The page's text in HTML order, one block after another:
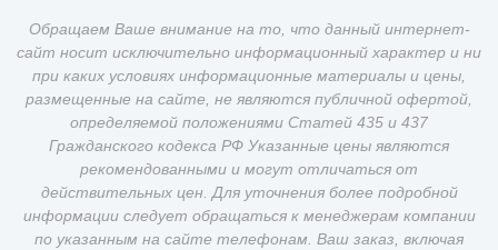
Обращаем Ваше внимание на то, что данный интернет-
сайт носит исключительно информационный характер и ни
при каких условиях информационные материалы и цены,
размещенные на сайте, не являются публичной офертой,
определяемой положениями Статей 435 и 437
Гражданского кодекса РФ Указанные цены являются
рекомендованными и могут отличаться от
действительных цен. Для уточнения более подробной
информации следует обращаться к менеджерам компании
по указанным на сайте телефонам. Ваш заказ, включая